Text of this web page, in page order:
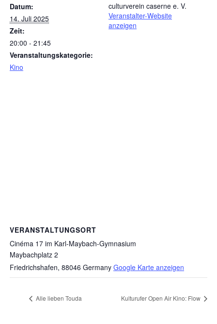
Datum:
14. Juli 2025
Zeit:
20:00 - 21:45
Veranstaltungskategorie:
Kino
culturverein caserne e. V.
Veranstalter-Website
anzeigen
VERANSTALTUNGSORT
Cinéma 17 im Karl-Maybach-Gymnasium
Maybachplatz 2
Friedrichshafen, 88046 Germany Google Karte anzeigen
Alle lieben Touda Kulturufer Open Air Kino: Flow